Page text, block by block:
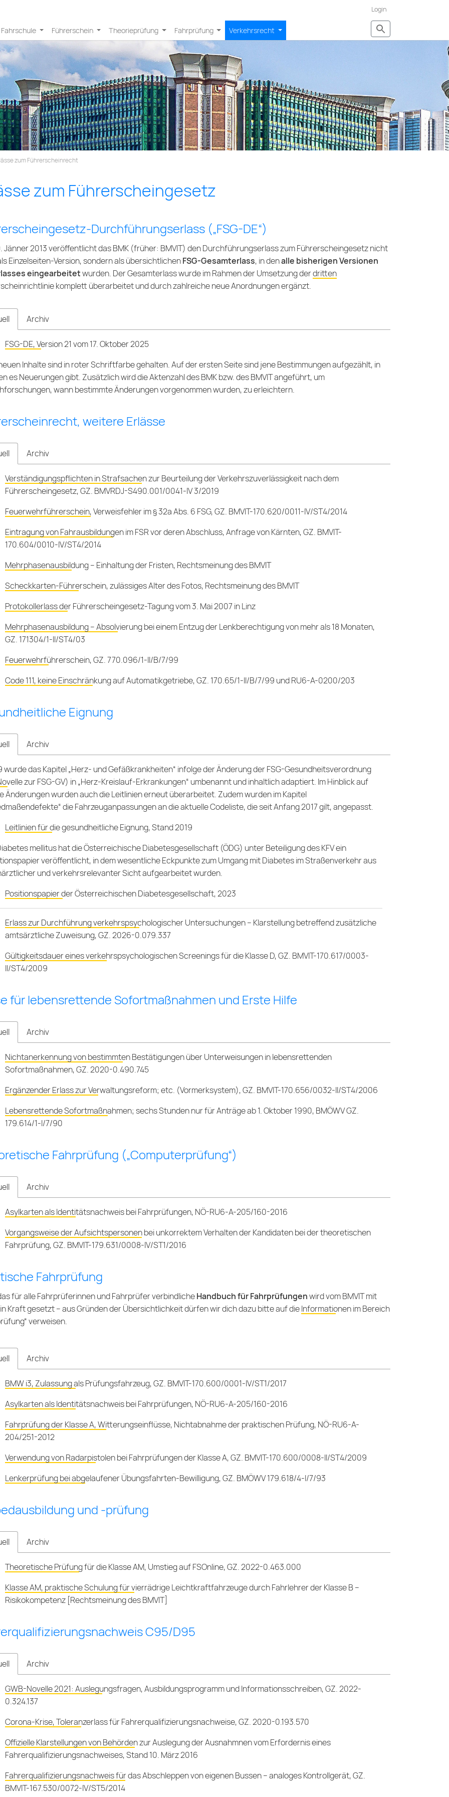
Login
Fahrschule Führerschein Theorieprüfung Fahrprüfung Verkehrsrecht
zum Führerscheinrecht
zum Führerscheingesetz
Durchführungserlass („FSG-DE“)
Jänner 2013 veröffentlicht das BMK (früher: BMVIT) den Durchführungserlass zum Führerscheingesetz nicht
Einzelseiten-Version, sondern als übersichtlichenFSG-Gesamterlass, in denalle bisherigen Versionen
eingearbeitetwurden. Der Gesamterlass wurde im Rahmen der Umsetzung derdritten
komplett überarbeitet und durch zahlreiche neue Anordnungen ergänzt.
Archiv
FSG-DE, Version 21 vom 17. Oktober 2025
Inhalte sind in roter Schriftfarbe gehalten. Auf der ersten Seite sind jene Bestimmungen aufgezählt, in
es Neuerungen gibt. Zusätzlich wird die Aktenzahl des BMK bzw. des BMVIT angeführt, um
wann bestimmte Änderungen vorgenommen wurden, zu erleichtern.
weitere Erlässe
Archiv
Verständigungspflichten in Strafsachen zur Beurteilung der Verkehrszuverlässigkeit nach dem
Führerscheingesetz, GZ. BMVRDJ-S490.001/0041-IV 3/2019
Feuerwehrführerschein, Verweisfehler im § 32a Abs. 6 FSG, GZ. BMVIT-170.620/0011-IV/ST4/2014
Eintragung von Fahrausbildungen im FSR vor deren Abschluss, Anfrage von Kärnten, GZ. BMVIT-
170.604/0010-IV/ST4/2014
Mehrphasenausbildung – Einhaltung der Fristen, Rechtsmeinung des BMVIT
Scheckkarten-Führerschein, zulässiges Alter des Fotos, Rechtsmeinung des BMVIT
Protokollerlass der Führerscheingesetz-Tagung vom 3. Mai 2007 in Linz
Mehrphasenausbildung – Absolvierung bei einem Entzug der Lenkberechtigung von mehr als 18 Monaten,
GZ. 171304/1-II/ST4/03
Feuerwehrführerschein, GZ. 770.096/1-II/B/7/99
Code 111, keine Einschränkung auf Automatikgetriebe, GZ. 170.65/1-II/B/7/99 und RU6-A-0200/203
Eignung
Archiv
wurde das Kapitel „Herz- und Gefäßkrankheiten“ infolge der Änderung der FSG-Gesundheitsverordnung
zur FSG-GV) in „Herz-Kreislauf-Erkrankungen“ umbenannt und inhaltlich adaptiert. Im Hinblick auf
Änderungen wurden auch die Leitlinien erneut überarbeitet. Zudem wurden im Kapitel
die Fahrzeuganpassungen an die aktuelle Codeliste, die seit Anfang 2017 gilt, angepasst.
Leitlinien für die gesundheitliche Eignung, Stand 2019
mellitus hat die Österreichische Diabetesgesellschaft (ÖDG) unter Beteiligung des KFV ein
veröffentlicht, in dem wesentliche Eckpunkte zum Umgang mit Diabetes im Straßenverkehr aus
und verkehrsrelevanter Sicht aufgearbeitet wurden.
Positionspapier der Österreichischen Diabetesgesellschaft, 2023
Erlass zur Durchführung verkehrspsychologischer Untersuchungen – Klarstellung betreffend zusätzliche
amtsärztliche Zuweisung, GZ. 2026-0.079.337
Gültigkeitsdauer eines verkehrspsychologischen Screenings für die Klasse D, GZ. BMVIT-170.617/0003-
II/ST4/2009
für lebensrettende Sofortmaßnahmen und Erste Hilfe
Archiv
Nichtanerkennung von bestimmten Bestätigungen über Unterweisungen in lebensrettenden
Sofortmaßnahmen, GZ. 2020-0.490.745
Ergänzender Erlass zur Verwaltungsreform; etc. (Vormerksystem), GZ. BMVIT-170.656/0032-II/ST4/2006
Lebensrettende Sofortmaßnahmen; sechs Stunden nur für Anträge ab 1. Oktober 1990, BMÖWV GZ.
179.614/1-I/7/90
Fahrprüfung („Computerprüfung“)
Archiv
Asylkarten als Identitätsnachweis bei Fahrprüfungen, NÖ-RU6-A-205/160-2016
Vorgangsweise der Aufsichtspersonen bei unkorrektem Verhalten der Kandidaten bei der theoretischen
Fahrprüfung, GZ. BMVIT-179.631/0008-IV/ST1/2016
Fahrprüfung
für alle Fahrprüferinnen und Fahrprüfer verbindlicheHandbuch für Fahrprüfungenwird vom BMVIT mit
Kraft gesetzt – aus Gründen der Übersichtlichkeit dürfen wir dich dazu bitte auf dieInformationen im Bereich
verweisen.
Archiv
BMW i3, Zulassung als Prüfungsfahrzeug, GZ. BMVIT-170.600/0001-IV/ST1/2017
Asylkarten als Identitätsnachweis bei Fahrprüfungen, NÖ-RU6-A-205/160-2016
Fahrprüfung der Klasse A, Witterungseinflüsse, Nichtabnahme der praktischen Prüfung, NÖ-RU6-A-
204/251-2012
Verwendung von Radarpistolen bei Fahrprüfungen der Klasse A, GZ. BMVIT-170.600/0008-II/ST4/2009
Lenkerprüfung bei abgelaufener Übungsfahrten-Bewilligung, GZ. BMÖWV 179.618/4-I/7/93
und -prüfung
Archiv
Theoretische Prüfung für die Klasse AM, Umstieg auf FSOnline, GZ. 2022-0.463.000
Klasse AM, praktische Schulung für vierrädrige Leichtkraftfahrzeuge durch Fahrlehrer der Klasse B –
Risikokompetenz [Rechtsmeinung des BMVIT]
C95/D95
Archiv
GWB-Novelle 2021: Auslegungsfragen, Ausbildungsprogramm und Informationsschreiben, GZ. 2022-
0.324.137
Corona-Krise, Toleranzerlass für Fahrerqualifizierungsnachweise, GZ. 2020-0.193.570
Offizielle Klarstellungen von Behörden zur Auslegung der Ausnahmnen vom Erfordernis eines
Fahrerqualifizierungsnachweises, Stand 10. März 2016
Fahrerqualifizierungsnachweis für das Abschleppen von eigenen Bussen – analoges Kontrollgerät, GZ.
BMVIT-167.530/0072-IV/ST5/2014